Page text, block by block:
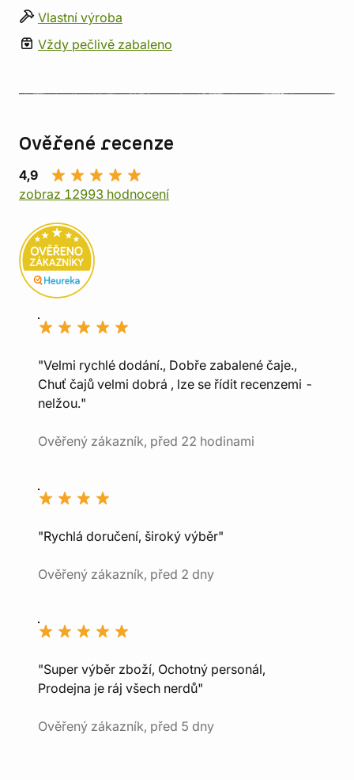
Vlastní výroba
Vždy pečlivě zabaleno
Ověřené recenze
4,9
zobraz 12993 hodnocení
"Velmi rychlé dodání., Dobře zabalené čaje.,
Chuť čajů velmi dobrá , lze se řídit recenzemi -
nelžou."
Ověřený zákazník, před 22 hodinami
"Rychlá doručení, široký výběr"
Ověřený zákazník, před 2 dny
"Super výběr zboží, Ochotný personál,
Prodejna je ráj všech nerdů"
Ověřený zákazník, před 5 dny